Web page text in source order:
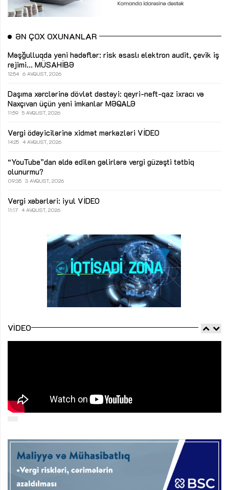
ƏN ÇOX OXUNANLAR
Məşğulluqda yeni hədəflər: risk əsaslı elektron audit, çevik iş
rejimi... MÜSAHİBƏ
12:54 6 AVQUST, 2026
Daşıma xərclərinə dövlət dəstəyi: qeyri-neft-qaz ixracı və
Naxçıvan üçün yeni imkanlar MƏQALƏ
11:59 5 AVQUST, 2026
Vergi ödəyicilərinə xidmət mərkəzləri VİDEO
14:25 4 AVQUST, 2026
“YouTube”dan əldə edilən gəlirlərə vergi güzəşti tətbiq
olunurmu?
09:35 3 AVQUST, 2026
Vergi xəbərləri: iyul VİDEO
11:17 4 AVQUST, 2026
VIDEO